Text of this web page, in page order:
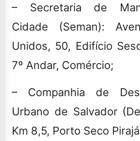
– Secretaria de
Cidade (Seman):
Unidos, 50, Edifício
7º Andar, Comércio;
– Companhia de
Urbano de Salvador
Km 8,5, Porto Seco